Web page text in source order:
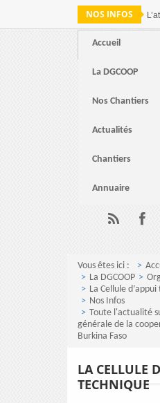
NOS INFOS
Accueil
La DGCOOP
Nos Chantiers
Actualités
Chantiers
Annuaire
Vous êtes ici :
La DGCOOP
La Cellule
Nos Infos
Toute l'actualité
générale de la
Burkina Faso
LA CELLULE
TECHNIQUE